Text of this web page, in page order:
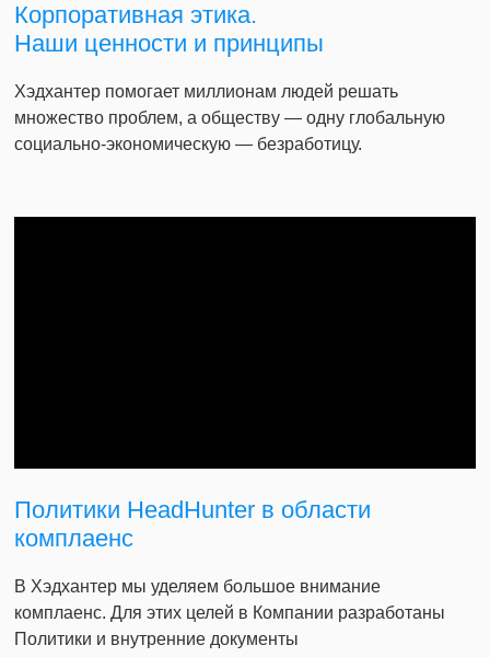
Корпоративная этика.
Наши ценности и принципы
Хэдхантер помогает миллионам людей решать
множество проблем, а обществу — одну глобальную
социально-экономическую — безработицу.
Политики HeadHunter в области
комплаенс
В Хэдхантер мы уделяем большое внимание
комплаенс. Для этих целей в Компании разработаны
Политики и внутренние документы